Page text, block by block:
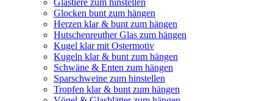
Glastiere zum hinstellen
Glocken bunt zum hängen
Herzen klar & bunt zum hängen
Hutschenreuther Glas zum hängen
Kugel klar mit Ostermotiv
Kugeln klar & bunt zum hängen
Schwäne & Enten zum hängen
Sparschweine zum hinstellen
Tropfen klar & bunt zum hängen